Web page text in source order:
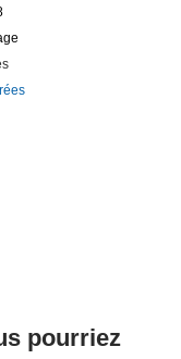
pourriez